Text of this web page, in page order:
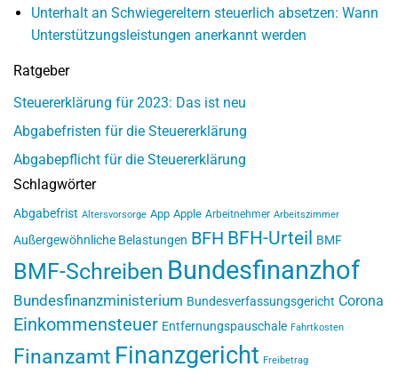
Unterhalt an Schwiegereltern steuerlich absetzen: Wann
Unterstützungsleistungen anerkannt werden
Ratgeber
Steuererklärung für 2023: Das ist neu
Abgabefristen für die Steuererklärung
Abgabepflicht für die Steuererklärung
Schlagwörter
Abgabefrist Altersvorsorge App Apple Arbeitnehmer Arbeitszimmer
Außergewöhnliche Belastungen BFH BFH-Urteil BMF
BMF-Schreiben Bundesfinanzhof
Bundesfinanzministerium Bundesverfassungsgericht Corona
Einkommensteuer Entfernungspauschale Fahrtkosten
Finanzamt Finanzgericht Freibetrag